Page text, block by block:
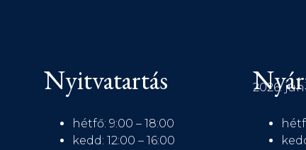
Nyitvatartás
hétfő: 9:00 – 18:00
kedd: 12:00 – 16:00
2026.